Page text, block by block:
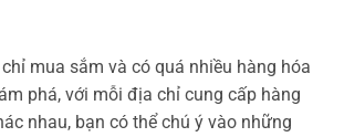
mua sắm và có quá nhiều hàng hóa
phá, với mỗi địa chỉ cung cấp hàng
nhau, bạn có thể chú ý vào những